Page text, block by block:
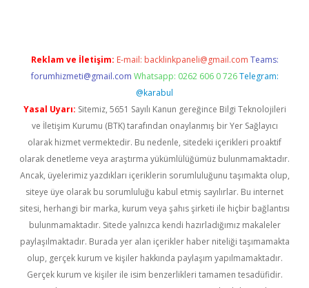
Reklam ve İletişim: E-mail: backlinkpaneli@gmail.com Teams:
forumhizmeti@gmail.com Whatsapp: 0262 606 0 726 Telegram:
@karabul
Yasal Uyarı: Sitemiz, 5651 Sayılı Kanun gereğince Bilgi Teknolojileri
ve İletişim Kurumu (BTK) tarafından onaylanmış bir Yer Sağlayıcı
olarak hizmet vermektedir. Bu nedenle, sitedeki içerikleri proaktif
olarak denetleme veya araştırma yükümlülüğümüz bulunmamaktadır.
Ancak, üyelerimiz yazdıkları içeriklerin sorumluluğunu taşımakta olup,
siteye üye olarak bu sorumluluğu kabul etmiş sayılırlar. Bu internet
sitesi, herhangi bir marka, kurum veya şahıs şirketi ile hiçbir bağlantısı
bulunmamaktadır. Sitede yalnızca kendi hazırladığımız makaleler
paylaşılmaktadır. Burada yer alan içerikler haber niteliği taşımamakta
olup, gerçek kurum ve kişiler hakkında paylaşım yapılmamaktadır.
Gerçek kurum ve kişiler ile isim benzerlikleri tamamen tesadüfidir.